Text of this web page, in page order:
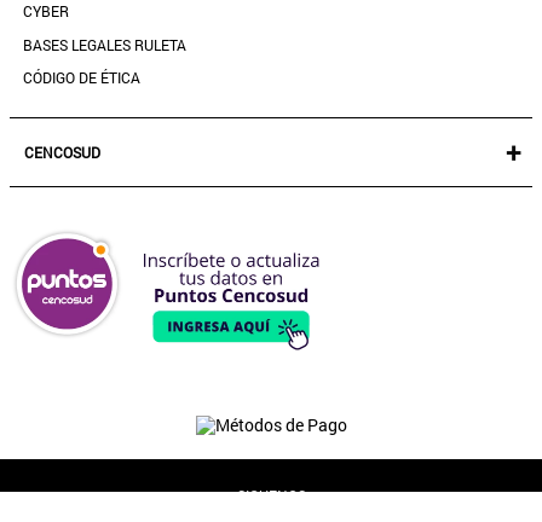
CYBER
BASES LEGALES RULETA
CÓDIGO DE ÉTICA
CENCOSUD +
SEGURO CENCOSUD
VENTA EMPRESA
PARIS
EASY
SIGUENOS